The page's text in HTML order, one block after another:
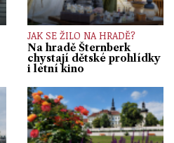
JAK SE ŽILO NA HRADĚ?
Na hradě Šternberk
chystají dětské prohlídky
i letní kino